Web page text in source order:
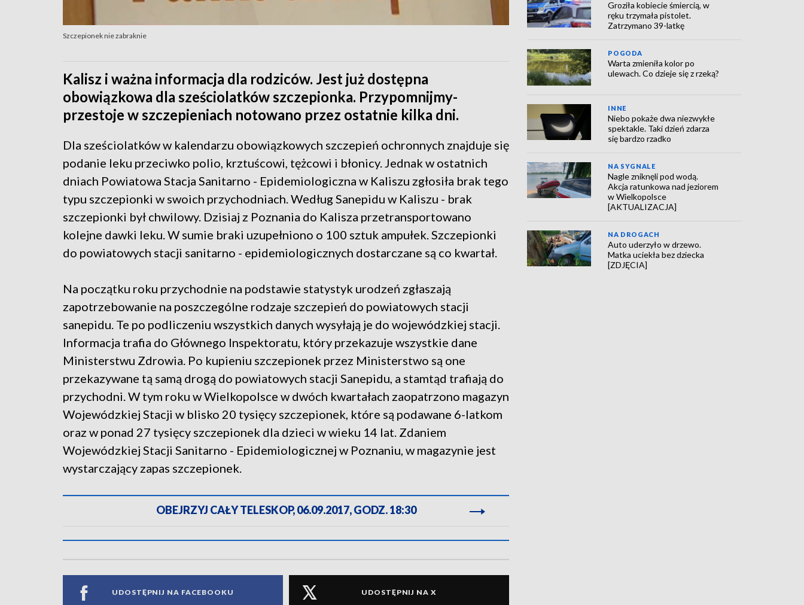
Szczepionek nie zabraknie
Kalisz i ważna informacja dla rodziców. Jest już dostępna
obowiązkowa dla sześciolatków szczepionka. Przypomnijmy-
przestoje w szczepieniach notowano przez ostatnie kilka dni.
Dla sześciolatków w kalendarzu obowiązkowych szczepień ochronnych znajduje się
podanie leku przeciwko polio, krztuścowi, tężcowi i błonicy. Jednak w ostatnich
dniach Powiatowa Stacja Sanitarno - Epidemiologiczna w Kaliszu zgłosiła brak tego
typu szczepionki w swoich przychodniach. Według Sanepidu w Kaliszu - brak
szczepionki był chwilowy. Dzisiaj z Poznania do Kalisza przetransportowano
kolejne dawki leku. W sumie braki uzupełniono o 100 sztuk ampułek. Szczepionki
do powiatowych stacji sanitarno - epidemiologicznych dostarczane są co kwartał.
Na początku roku przychodnie na podstawie statystyk urodzeń zgłaszają
zapotrzebowanie na poszczególne rodzaje szczepień do powiatowych stacji
sanepidu. Te po podliczeniu wszystkich danych wysyłają je do wojewódzkiej stacji.
Informacja trafia do Głównego Inspektoratu, który przekazuje wszystkie dane
Ministerstwu Zdrowia. Po kupieniu szczepionek przez Ministerstwo są one
przekazywane tą samą drogą do powiatowych stacji Sanepidu, a stamtąd trafiają do
przychodni. W tym roku w Wielkopolsce w dwóch kwartałach zaopatrzono magazyn
Wojewódzkiej Stacji w blisko 20 tysięcy szczepionek, które są podawane 6-latkom
oraz w ponad 27 tysięcy szczepionek dla dzieci w wieku 14 lat. Zdaniem
Wojewódzkiej Stacji Sanitarno - Epidemiologicznej w Poznaniu, w magazynie jest
wystarczający zapas szczepionek.
OBEJRZYJ CAŁY TELESKOP, 06.09.2017, GODZ. 18:30
UDOSTĘPNIJ NA FACEBOOKU UDOSTĘPNIJ NA X
Groziła kobiecie śmiercią, w
ręku trzymała pistolet.
Zatrzymano 39-latkę
POGODA
Warta zmieniła kolor po
ulewach. Co dzieje się z rzeką?
INNE
Niebo pokaże dwa niezwykłe
spektakle. Taki dzień zdarza
się bardzo rzadko
NA SYGNALE
Nagle zniknęli pod wodą.
Akcja ratunkowa nad jeziorem
w Wielkopolsce
[AKTUALIZACJA]
NA DROGACH
Auto uderzyło w drzewo.
Matka uciekła bez dziecka
[ZDJĘCIA]